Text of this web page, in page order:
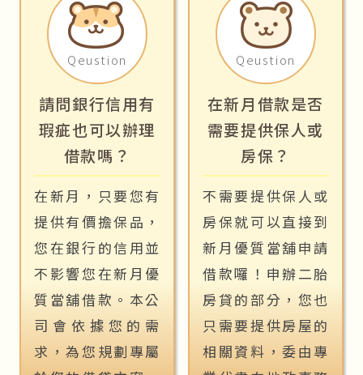
Qeustion
請問銀行信用有
瑕疵也可以辦理
借款嗎？
在新月，只要您有
提供有價擔保品，
您在銀行的信用並
不影響您在新月優
質當舖借款。本公
司會依據您的需
求，為您規劃專屬
Qeustion
在新月借款是否
需要提供保人或
房保？
不需要提供保人或
房保就可以直接到
新月優質當舖申請
借款囉！申辦二胎
房貸的部分，您也
只需要提供房屋的
相關資料，委由專